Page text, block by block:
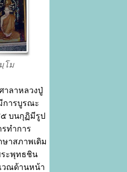
โม
าลาหลวงปู่
การบูรณะ
บนกุฏิมีรูป
ทำการ
าสภาพเดิม
ระพุทธชิน
วณด้านหน้า